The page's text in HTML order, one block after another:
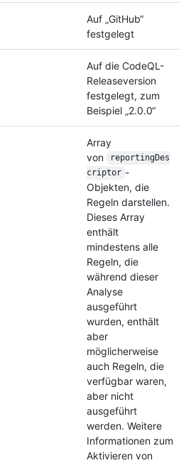
Auf „GitHub“
festgelegt
Auf die CodeQL-
Releaseversion
festgelegt, zum
Beispiel „2.0.0“
Array
von
reportingDes
criptor -
Objekten, die
Regeln darstellen.
Dieses Array
enthält
mindestens alle
Regeln, die
während dieser
Analyse
ausgeführt
wurden, enthält
aber
möglicherweise
auch Regeln, die
verfügbar waren,
aber nicht
ausgeführt
werden. Weitere
Informationen zum
Aktivieren von